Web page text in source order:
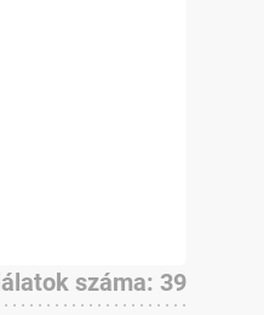
száma: 39